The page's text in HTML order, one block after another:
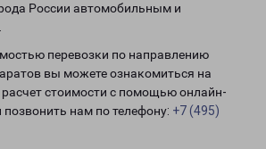
России автомобильным и
перевозки по направлению
вы можете ознакомиться на
расчет стоимости с помощью онлайн-
нам по телефону: +7 (495)